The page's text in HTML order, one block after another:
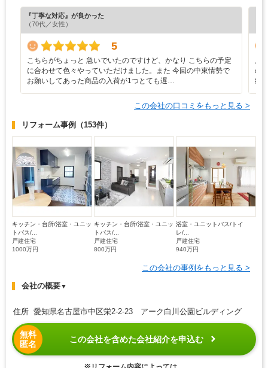
『丁寧な対応』が良かった
（70代／女性）
5
こちらがちょっと 急いでいたのですけど、かなり こちらの予定
に合わせて色々やっていただけました。また 今回の中東情勢で
お願いしてあった商品の入荷が1つとても遅…
店
の
緒
この会社の口コミをもっと見る >
リフォーム事例 （153件）
キッチン・台所/浴室・ユニッ
トバス/...
戸建住宅
1000万円
キッチン・台所/浴室・ユニッ
トバス/...
戸建住宅
800万円
浴室・ユニットバス/トイ
レ/...
戸建住宅
940万円
この会社の事例をもっと見る >
会社の概要▼
住所 愛知県名古屋市中区栄2-2-23 アーク白川公園ビルディング
無料
匿名
この会社を含めた会社紹介を申込む